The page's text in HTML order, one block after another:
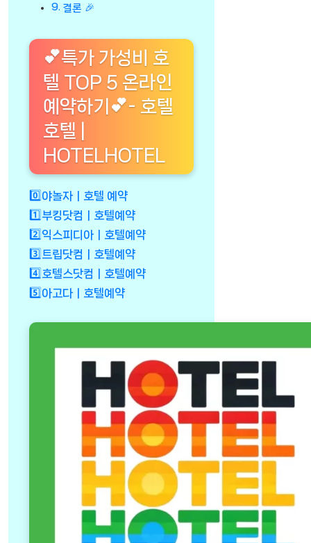
결론 🎉
💕특가 가성비 호
텔 TOP 5 온라인
예약하기💕- 호텔
호텔 |
HOTELHOTEL
0️⃣야놀자ㅣ호텔 예약
1️⃣부킹닷컴ㅣ호텔예약
2️⃣익스피디아ㅣ호텔예약
3️⃣트립닷컴ㅣ호텔예약
4️⃣호텔스닷컴ㅣ호텔예약
5️⃣아고다ㅣ호텔예약